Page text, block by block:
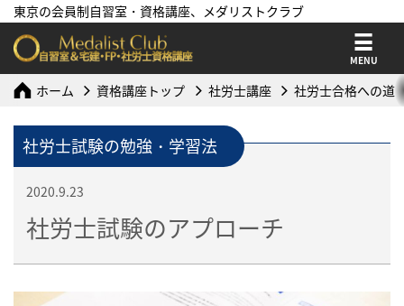
東京の会員制自習室・資格講座、メダリストクラブ
MENU
ホーム 資格講座トップ 社労士講座 社労士合格への道
社労士試験の勉強・学習法
2020.9.23
社労士試験のアプローチ